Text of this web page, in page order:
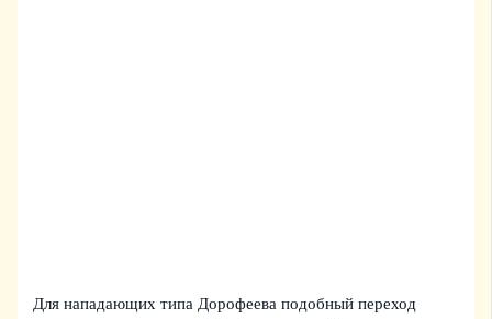
Для нападающих типа Дорофеева подобный переход